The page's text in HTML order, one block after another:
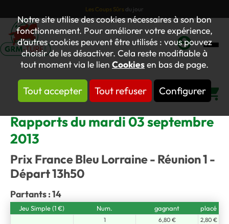
Notre site utilise des cookies nécessaires à son bon
fonctionnement. Pour améliorer votre expérience,
d’autres cookies peuvent être utilisés : vous pouvez
choisir de les désactiver. Cela reste modifiable à
tout moment via le lien Cookiesen bas de page.
Tout accepter Tout refuser Configurer
Les Coups Sûrs du jour
Mon
compte
Rapports du mardi 03 septembre
2013
Prix France Bleu Lorraine - Réunion 1 -
Départ 13h50
Partants : 14
Jeu Simple (1 €) Num. gagnant placé
1 6,80 €
2,80 €